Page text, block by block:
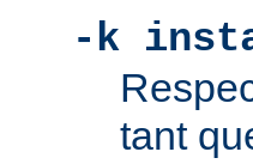
-k
tant